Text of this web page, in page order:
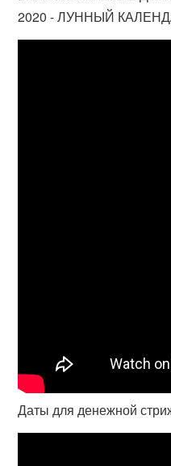
2020 - ЛУННЫЙ
Даты для денежной